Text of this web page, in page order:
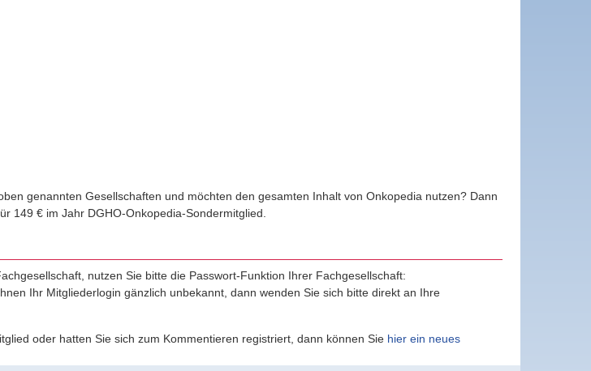
genannten Gesellschaften und möchten den gesamten Inhalt von Onkopedia nutzen? Dann
149 € im Jahr DGHO-Onkopedia-Sondermitglied.
nutzen Sie bitte die Passwort-Funktion Ihrer Fachgesellschaft:
Ihr Mitgliederlogin gänzlich unbekannt, dann wenden Sie sich bitte direkt an Ihre
oder hatten Sie sich zum Kommentieren registriert, dann können Sie hier ein neues